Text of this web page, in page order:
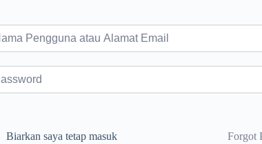
Biarkan saya tetap masuk Forgot